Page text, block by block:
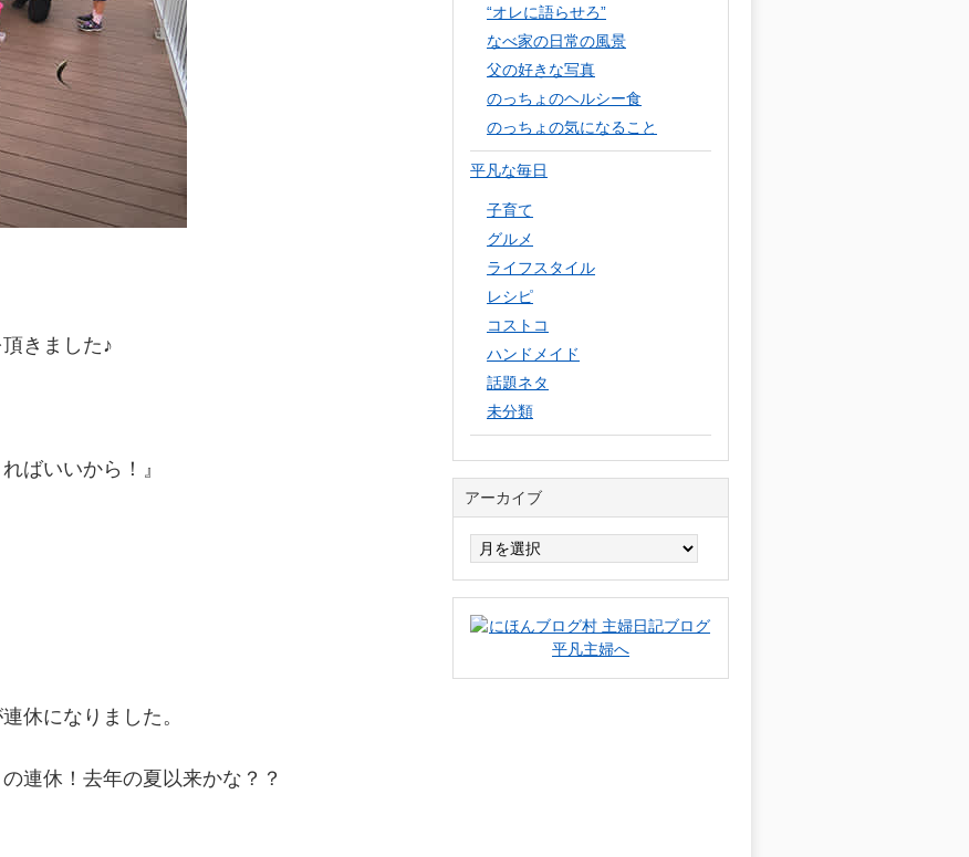
きました♪
ばいいから！』
休になりました。
連休！去年の夏以来かな？？
“オレに語らせろ”
なべ家の日常の風景
父の好きな写真
のっちょのヘルシー食
のっちょの気になること
平凡な毎日
子育て
グルメ
ライフスタイル
レシピ
コストコ
ハンドメイド
話題ネタ
未分類
アーカイブ
イ